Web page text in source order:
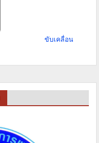
ขับเคลื่อน